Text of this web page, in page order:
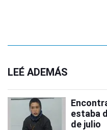
LEÉ ADEMÁS
estaba
de julio